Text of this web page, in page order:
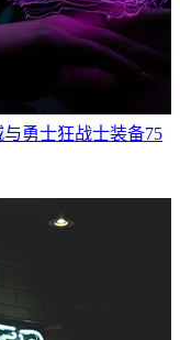
勇士狂战士装备75